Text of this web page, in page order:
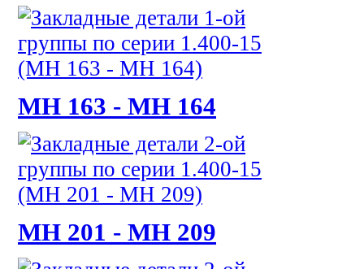
МН 163 - МН 164
МН 201 - МН 209